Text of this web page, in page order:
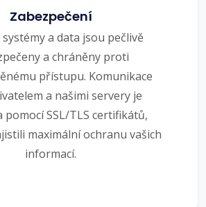
Zabezpečení
a data jsou pečlivě
a chráněny proti
přístupu. Komunikace
a našimi servery je
pomocí SSL/TLS certifikátů,
maximální ochranu vašich
informací.